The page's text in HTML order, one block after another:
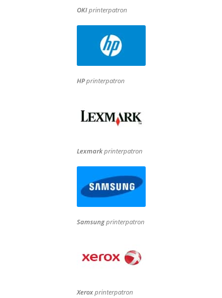
OKIprinterpatron
HPprinterpatron
Lexmarkprinterpatron
Samsungprinterpatron
Xeroxprinterpatron